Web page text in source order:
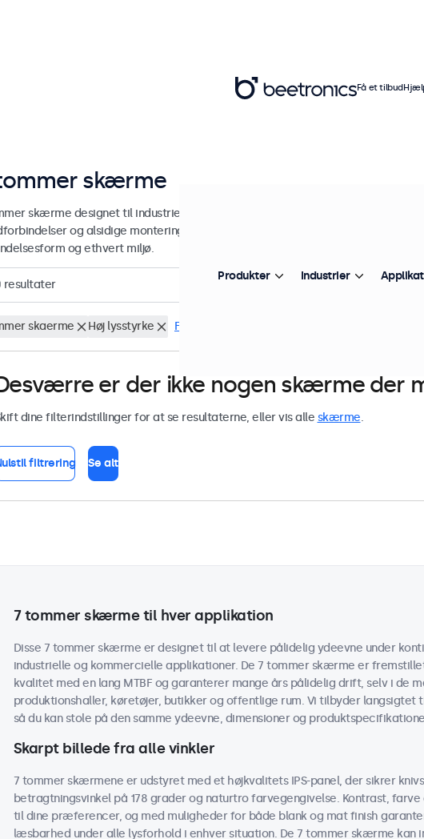
skærme
skærme designet til industriel og kommerciel brug. Vores 7-tommer
og alsidige monteringsmuligheder, hvilket gør dem nemme at
og ethvert miljø.
resultater
skaerme Høj lysstyrke Fjern alt
er der ikke nogen skærme der
dine filterindstillinger for at se resultaterne, eller vis alle skærme.
filtrering Se alt
7 tommer skærme til hver applikation
Disse 7 tommer skærme er designet til at levere pålidelig ydeevne under
industrielle og kommercielle applikationer. De 7 tommer skærme er
kvalitet med en lang MTBF og garanterer mange års pålidelig drift, selv i de
produktionshaller, køretøjer, butikker og offentlige rum. Vi tilbyder
så du kan stole på den samme ydeevne, dimensioner og
Skarpt billede fra alle vinkler
7 tommer skærmene er udstyret med et højkvalitets IPS-panel, der sikrer
betragtningsvinkel på 178 grader og naturtro farvegengivelse. Kontrast,
til dine præferencer, og med muligheder for både blank og mat finish
læsbarhed under alle lysforhold i enhver situation. De 7 tommer skærme kan
Få et tilbud
Produkter Industrier